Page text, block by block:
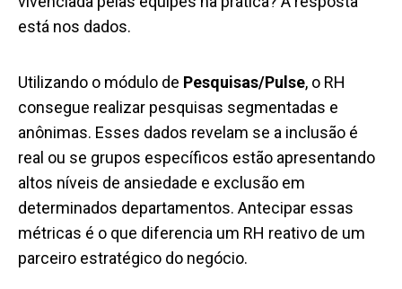
está nos dados.
Utilizando o módulo de Pesquisas/Pulse, o RH
consegue realizar pesquisas segmentadas e
anônimas. Esses dados revelam se a inclusão é
real ou se grupos específicos estão apresentando
altos níveis de ansiedade e exclusão em
determinados departamentos. Antecipar essas
métricas é o que diferencia um RH reativo de um
parceiro estratégico do negócio.